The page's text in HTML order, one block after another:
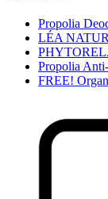
Propolia
LÉA
Propolia
FREE!